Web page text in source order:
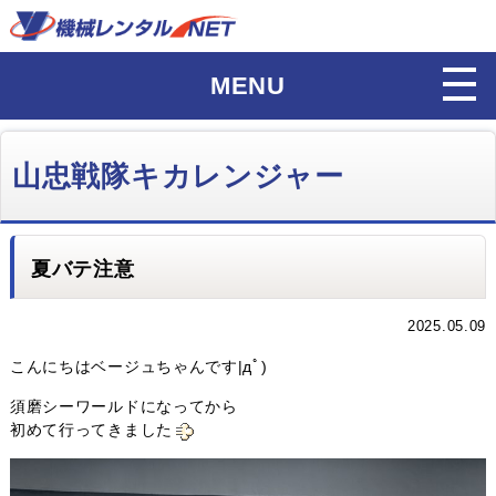
MENU
山忠戦隊キカレンジャー
夏バテ注意
2025.05.09
こんにちはベージュちゃんです|дﾟ)
須磨シーワールドになってから
初めて行ってきました